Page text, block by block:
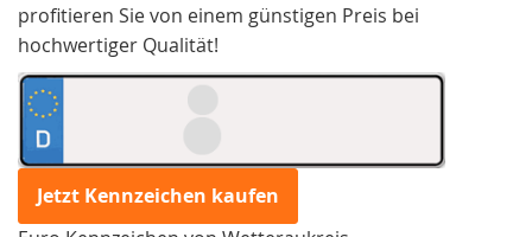
profitieren Sie von einem günstigen Preis bei
hochwertiger Qualität!
Jetzt Kennzeichen kaufen